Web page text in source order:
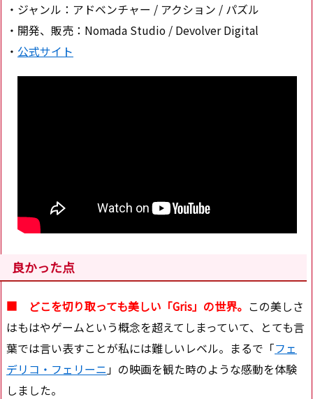
・ジャンル：アドベンチャー / アクション / パズル
・開発、販売：Nomada Studio / Devolver Digital
・ 公式サイト
良かった点
■ どこを切り取っても美しい「Gris」の世界。 この美しさ
はもはやゲームという概念を超えてしまっていて、とても言
葉では言い表すことが私には難しいレベル。まるで「フェ
デリコ・フェリーニ 」の映画を観た時のような感動を体験
しました。